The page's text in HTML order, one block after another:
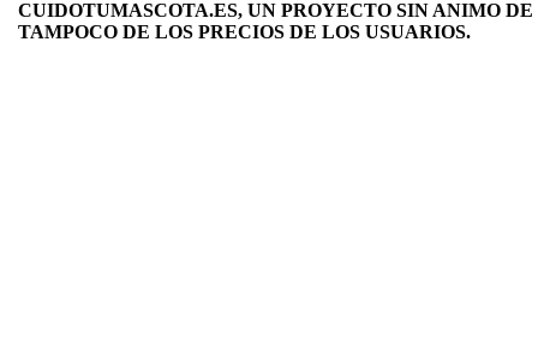
CUIDOTUMASCOTA.ES, UN PROYECTO SIN ANIMO
TAMPOCO DE LOS PRECIOS DE LOS USUARIOS.